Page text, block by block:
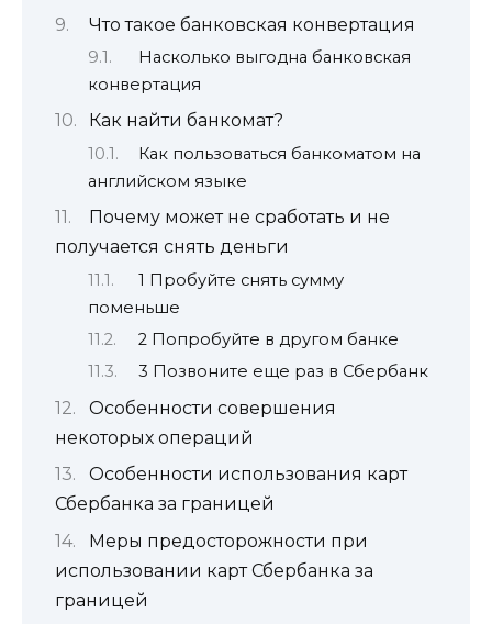
Что такое банковская конвертация
Насколько выгодна банковская
конвертация
Как найти банкомат?
Как пользоваться банкоматом на
английском языке
Почему может не сработать и не
получается снять деньги
1 Пробуйте снять сумму
поменьше
2 Попробуйте в другом банке
3 Позвоните еще раз в Сбербанк
Особенности совершения
некоторых операций
Особенности использования карт
Сбербанка за границей
Меры предосторожности при
использовании карт Сбербанка за
границей